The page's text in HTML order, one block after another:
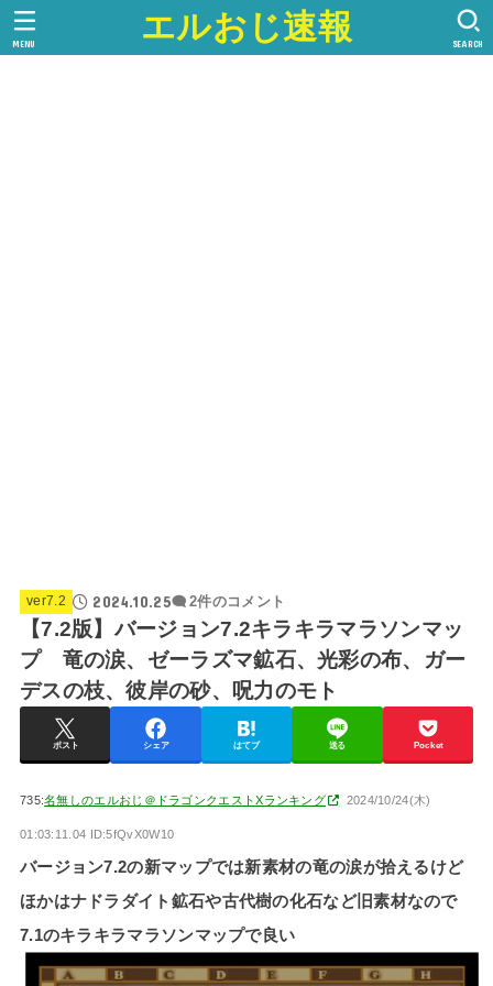
エルおじ速報 SEARCH
MENU
ver7.2 2024.10.25 2件のコメント
【7.2版】バージョン7.2キラキラマラソンマッ
プ 竜の涙、ゼーラズマ鉱石、光彩の布、ガー
デスの枝、彼岸の砂、呪力のモト
ポスト シェア はてブ 送る Pocket
735:名無しのエルおじ＠ドラゴンクエストXランキング 2024/10/24(木)
01:03:11.04 ID:5fQvX0W10
バージョン7.2の新マップでは新素材の竜の涙が拾えるけど
ほかはナドラダイト鉱石や古代樹の化石など旧素材なので
7.1のキラキラマラソンマップで良い